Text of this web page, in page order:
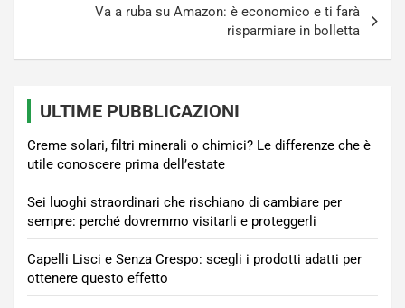
Va a ruba su Amazon: è economico e ti farà
risparmiare in bolletta
ULTIME PUBBLICAZIONI
Creme solari, filtri minerali o chimici? Le differenze che è
utile conoscere prima dell’estate
Sei luoghi straordinari che rischiano di cambiare per
sempre: perché dovremmo visitarli e proteggerli
Capelli Lisci e Senza Crespo: scegli i prodotti adatti per
ottenere questo effetto